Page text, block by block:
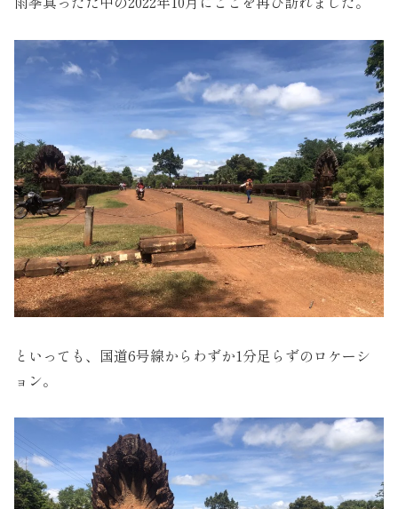
といっても、国道6号線からわずか1分足らずのロケーシ
ョン。